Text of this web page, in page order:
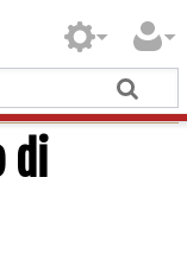
di